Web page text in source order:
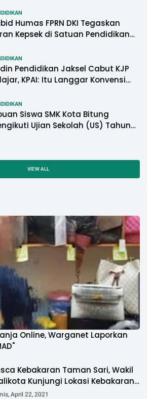
Humas FPRN DKI Tegaskan
Kepsek di Satuan Pendidikan
Pendidikan Jaksel Cabut KJP
KPAI: Itu Langgar Konvensi
Siswa SMK Kota Bitung
Ujian Sekolah (US) Tahun
VIEW ALL
Online, Warganet Laporkan
Kebakaran Taman Sari, Wakil
Kunjungi Lokasi Kebakaran
Salurkan Bantuan
April 22, 2021